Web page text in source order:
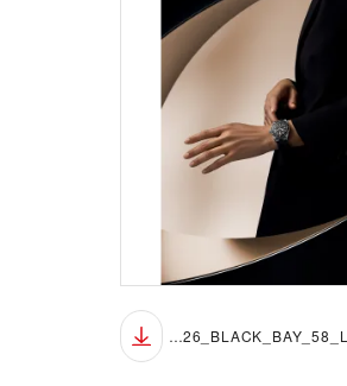
TUDOR_NP26_BLACK_BAY_58_LIFESTYLE_6